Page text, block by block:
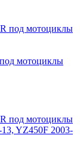
мотоциклы